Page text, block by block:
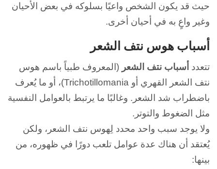
حيث قد يكون الشخص واعيًا بسلوكه في بعض الأحيان
وغير واعٍ به في أحيان أخرى.
أسباب هوس نتف الشعر
تتعدد أسباب نتف الشعر (المعروف طبياً باسم هوس
نتف الشعر القهري أو Trichotillomania)، أو ما يُعرف
باضطراب شد الشعر. وغالبًا ما يرتبط بالعوامل النفسية
مثل الضغوط والتوتر.
ولا يوجد سبب واحد محدد لِهوس نتف الشعر، ولكن
يُعتقد أن هناك عدة عوامل تلعب دورًا في ظهوره، من
بينها: